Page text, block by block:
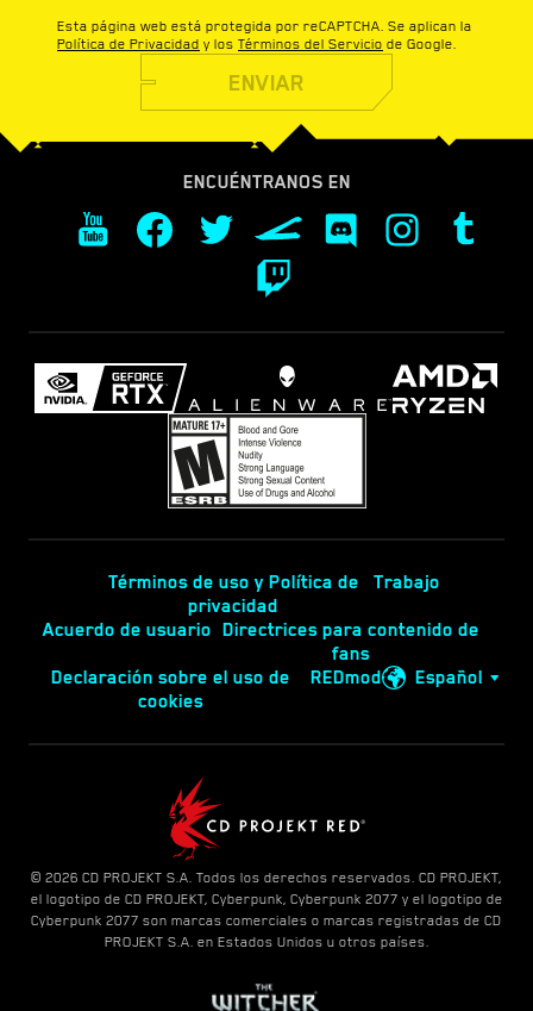
Esta página web está protegida por reCAPTCHA. Se aplican la
Política de Privacidad y los Términos del Servicio de Google.
ENVIAR
ENCUÉNTRANOS EN
Términos de uso y Política de
privacidad
Trabajo
Acuerdo de usuario Directrices para contenido de
fans
Declaración sobre el uso de
cookies
REDmod Español
© 2026 CD PROJEKT S.A. Todos los derechos reservados. CD PROJEKT,
el logotipo de CD PROJEKT, Cyberpunk, Cyberpunk 2077 y el logotipo de
Cyberpunk 2077 son marcas comerciales o marcas registradas de CD
PROJEKT S.A. en Estados Unidos u otros países.